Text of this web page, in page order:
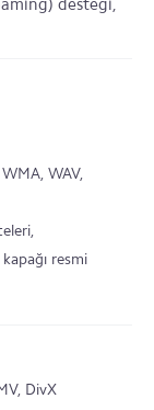
desteği,
WAV,
resmi
DivX